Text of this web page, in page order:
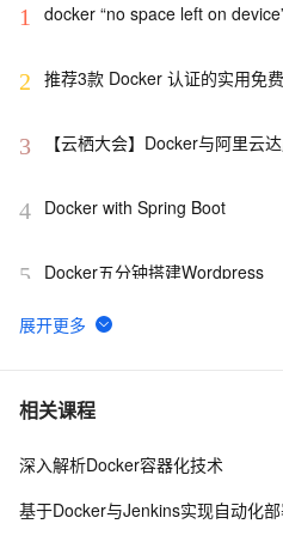
1 docker “no space left on
2 推荐3款 Docker 认证的实用免
3
【云栖大会】Docker与阿里云
4 Docker with Spring Boot
5 Docker五分钟搭建Wordpress
6 Docker启动后怎样运行jar包文件
7 Ubuntu Docker 安装和配置
8 『Docker』在Docker快速部署
相关课程
深入解析Docker容器化技术
基于Docker与Jenkins实现自动化